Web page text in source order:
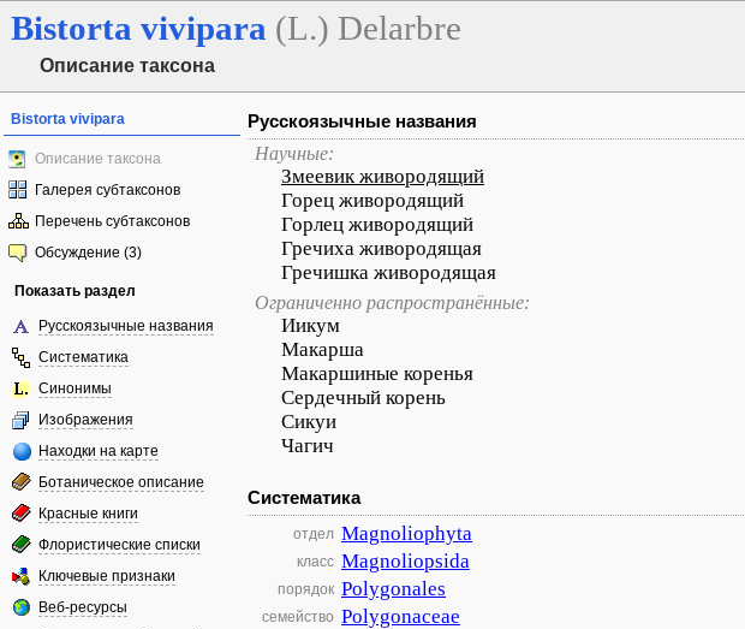
Bistorta vivipara (L.) Delarbre
Описание таксона
Bistorta vivipara
Описание таксона
Галерея субтаксонов
Перечень субтаксонов
Обсуждение (3)
Показать раздел
Русскоязычные названия
Систематика
Синонимы
Изображения
Находки на карте
Ботаническое описание
Красные книги
Флористические списки
Ключевые признаки
Веб-ресурсы
Русскоязычные названия
Научные:
Змеевик живородящий
Горец живородящий
Горлец живородящий
Гречиха живородящая
Гречишка живородящая
Ограниченно распространённые:
Иикум
Макарша
Макаршиные коренья
Сердечный корень
Сикуи
Чагич
Систематика
отдел Magnoliophyta
класс Magnoliopsida
порядок Polygonales
семейство Polygonaceae